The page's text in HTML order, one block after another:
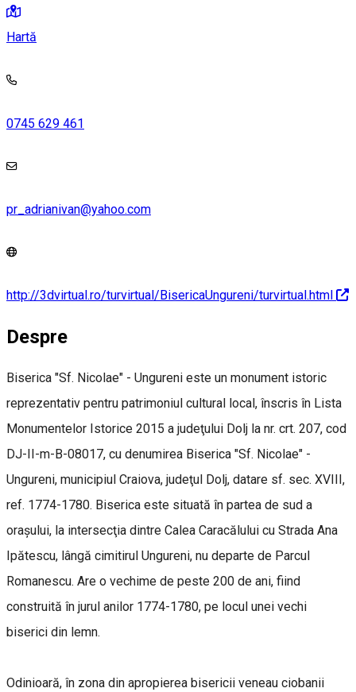
Hartă
0745 629 461
pr_adrianivan@yahoo.com
http://3dvirtual.ro/turvirtual/BisericaUngureni/turvirtual.html
Despre
Biserica "Sf. Nicolae" - Ungureni este un monument istoric
reprezentativ pentru patrimoniul cultural local, înscris în Lista
Monumentelor Istorice 2015 a judeţului Dolj la nr. crt. 207, cod
DJ-II-m-B-08017, cu denumirea Biserica "Sf. Nicolae" -
Ungureni, municipiul Craiova, judeţul Dolj, datare sf. sec. XVIII,
ref. 1774-1780. Biserica este situată în partea de sud a
oraşului, la intersecţia dintre Calea Caracălului cu Strada Ana
Ipătescu, lângă cimitirul Ungureni, nu departe de Parcul
Romanescu. Are o vechime de peste 200 de ani, fiind
construită în jurul anilor 1774-1780, pe locul unei vechi
biserici din lemn.
Odinioară, în zona din apropierea bisericii veneau ciobanii